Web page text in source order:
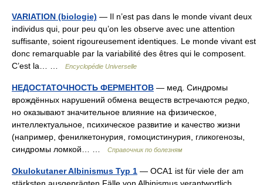
VARIATION (biologie) — Il n’est pas dans le monde vivant deux
individus qui, pour peu qu’on les observe avec une attention
suffisante, soient rigoureusement identiques. Le monde vivant est
donc remarquable par la variabilité des êtres qui le composent.
C’est la… …
Encyclopédie Universelle
НЕДОСТАТОЧНОСТЬ ФЕРМЕНТОВ — мед. Синдромы
врождённых нарушений обмена веществ встречаются редко,
но оказывают значительное влияние на физическое,
интеллектуальное, психическое развитие и качество жизни
(например, фенилкетонурия, гомоцистинурия, гликогенозы,
синдромы ломкой… …
Справочник по болезням
Okulokutaner Albinismus Typ 1 — OCA1 ist für viele der am